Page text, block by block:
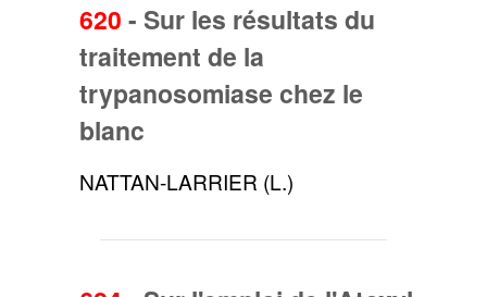
620 - Sur les résultats du
traitement de la
trypanosomiase chez le
blanc
NATTAN-LARRIER (L.)